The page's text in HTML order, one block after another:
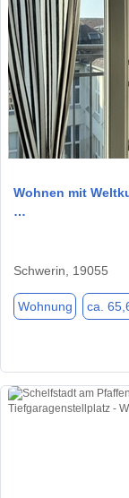
Wohnen mit
…
Schwerin, 19055
Wohnung ca.